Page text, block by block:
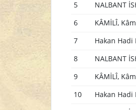
5 NALBANT
6 KÂMİLÎ,
7 Hakan Hadi
8 NALBANT
9 KÂMİLÎ,
10 Hakan Hadi